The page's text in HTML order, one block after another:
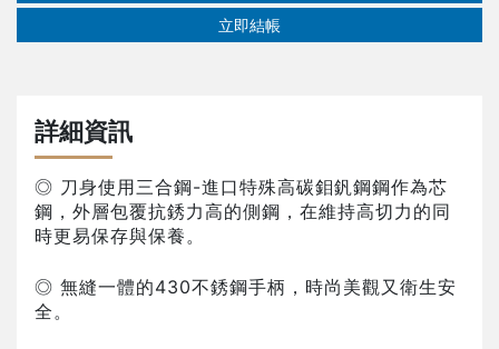
立即結帳
詳細資訊
◎ 刀身使用三合鋼-進口特殊高碳鉬釩鋼鋼作為芯
鋼，外層包覆抗銹力高的側鋼，在維持高切力的同
時更易保存與保養。
◎ 無縫一體的430不銹鋼手柄，時尚美觀又衛生安
全。